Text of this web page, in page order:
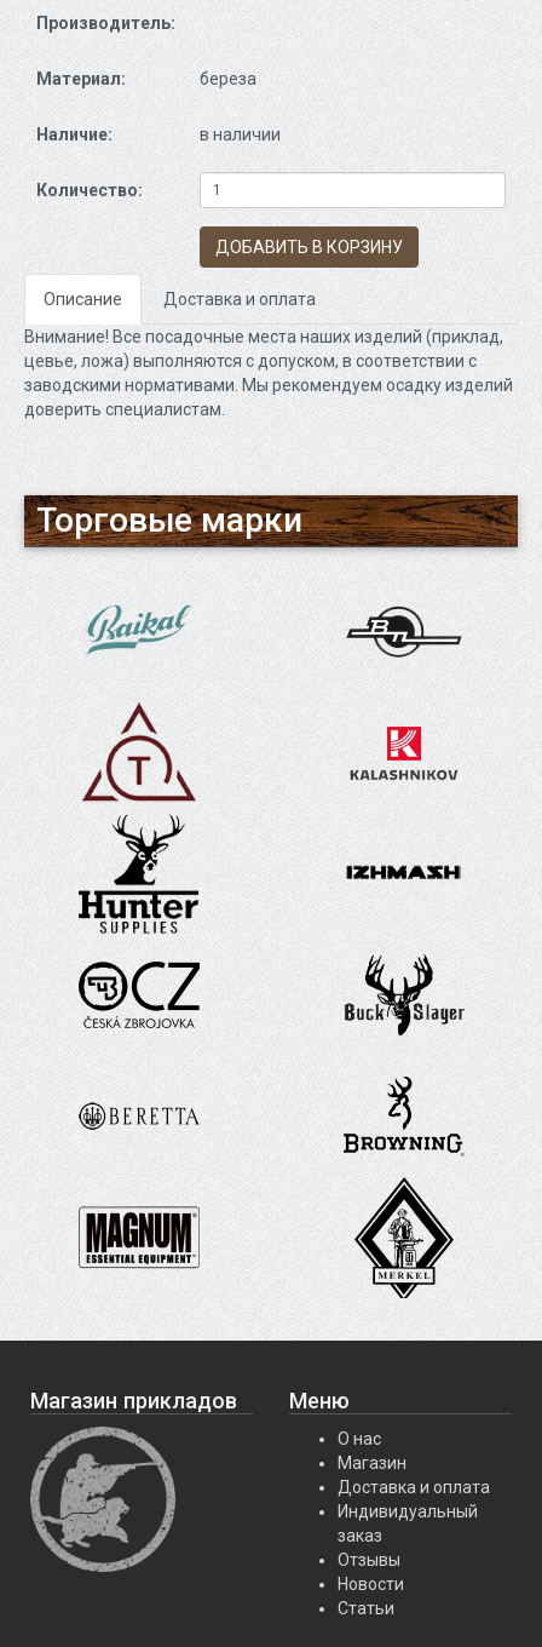
Производитель:
Материал: береза
Наличие: в наличии
Количество:
ДОБАВИТЬ В КОРЗИНУ
Описание
Доставка и оплата
Внимание! Все посадочные места наших изделий (приклад,
цевье, ложа) выполняются с допуском, в соответствии с
заводскими нормативами. Мы рекомендуем осадку изделий
доверить специалистам.
Торговые марки
Магазин прикладов Меню
О нас
Магазин
Доставка и оплата
Индивидуальный
заказ
Отзывы
Новости
Статьи